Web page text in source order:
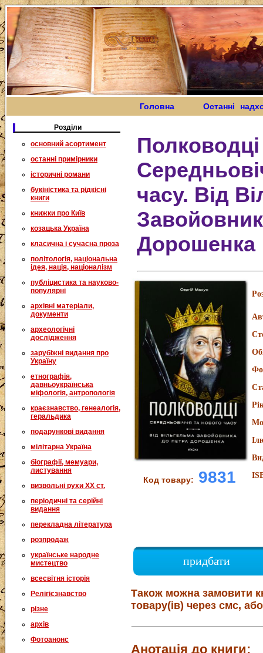
Головна Останні
Розділи
основний асортимент
останні примірники
історичні романи
букіністика та рідкісні
книги
книжки про Київ
козацька Україна
класична і сучасна проза
політологія, національна
ідея, нація, націоналізм
публіцистика та науково-
популярні
архівні матеріали,
документи
археологічні
дослідження
зарубіжні видання про
Україну
етнографія,
давньоукраїнська
міфологія, антропологія
краєзнавство, генеалогія,
геральдика
подарункові видання
мілітарна Україна
біографії, мемуари,
листування
визвольні рухи XX ст.
періодичні та серійні
видання
перекладна література
розпродаж
українське народне
мистецтво
всесвітня історія
Релігієзнавство
різне
архів
Фотоанонс
Полководці
часу. Від
Дорошенка
Код товару: 9831
придбати
Також можна замовити
товару(ів) через смс,
Анотація до книги: